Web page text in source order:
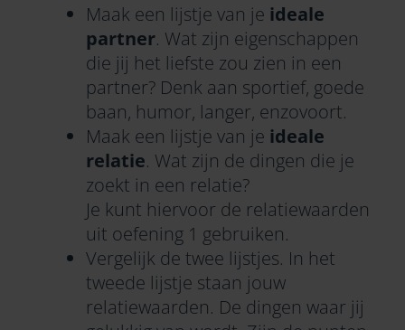
Maak een lijstje van je ideale
partner. Wat zijn eigenschappen
die jij het liefste zou zien in een
partner? Denk aan sportief, goede
baan, humor, langer, enzovoort.
Maak een lijstje van je ideale
relatie. Wat zijn de dingen die je
zoekt in een relatie?
Je kunt hiervoor de relatiewaarden
uit oefening 1 gebruiken.
Vergelijk de twee lijstjes. In het
tweede lijstje staan jouw
relatiewaarden. De dingen waar jij